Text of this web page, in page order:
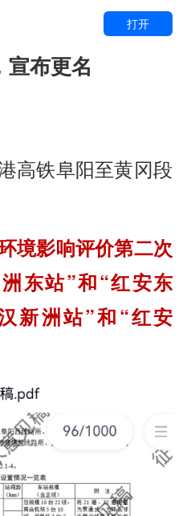
打开
布更名
高铁阜阳至黄冈段
境影响评价第二次
东站”和“红安东
新洲站”和“红安